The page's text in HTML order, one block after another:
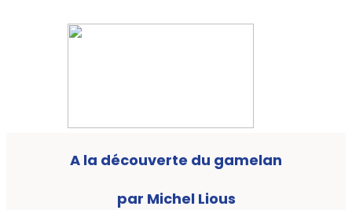
A la découverte du gamelan
par Michel Lious